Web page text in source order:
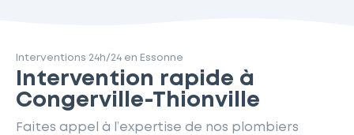
Interventions 24h/24 en Essonne
Intervention rapide à
Congerville-Thionville
Faites appel à l’expertise de nos plombiers